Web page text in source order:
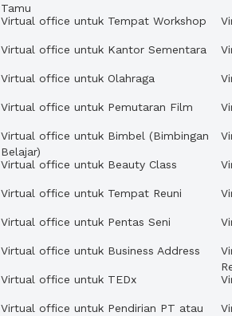
Tamu
Virtual office untuk Tempat Workshop
Virtual office untuk Kantor Sementara
Virtual office untuk Olahraga
Virtual office untuk Pemutaran Film
Virtual office untuk Bimbel (Bimbingan
Belajar)
Virtual office untuk Beauty Class
Virtual office untuk Tempat Reuni
Virtual office untuk Pentas Seni
Virtual office untuk Business Address
Virtual office untuk TEDx
Virtual office untuk Pendirian PT atau